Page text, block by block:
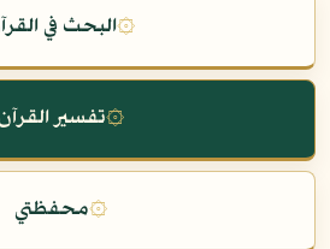
۞البحث في
۞تفسير
۞محفظتي